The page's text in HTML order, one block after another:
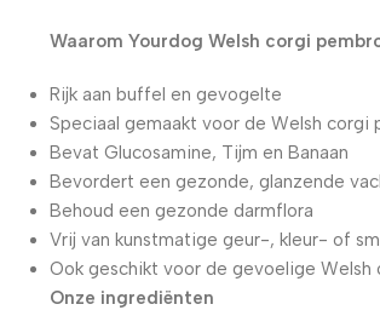
Waarom Yourdog Welsh corgi
Rijk aan buffel en gevogelte
Speciaal gemaakt voor de Welsh corgi
Bevat Glucosamine, Tijm en Banaan
Bevordert een gezonde, glanzende
Behoud een gezonde darmflora
Vrij van kunstmatige geur-, kleur- of
Ook geschikt voor de gevoelige Welsh
Onze ingrediënten